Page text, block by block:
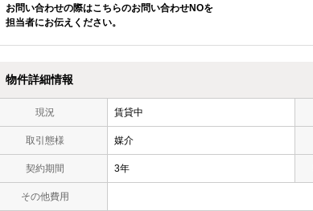
お問い合わせの際はこちらのお問い合わせNOを
担当者にお伝えください。
物件詳細情報
現況 賃貸中
取引態様 媒介
契約期間 3年
その他費用